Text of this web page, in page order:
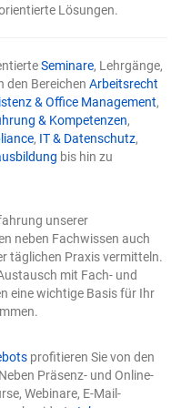
die KI nur
Die zwei Tore
zur
Tor 1: Präzise
entscheidet
Frage erzeugt eine
der Technik,
füllt Lücken mit
für
enthält in der
Was genau soll
sondern „die drei
finden".
ist das Ergebnis
– etwa „als
mit drei
Welcher
Lösungen.
Seminare, Lehrgänge,
den Bereichen Arbeitsrecht
& Office Management,
& Kompetenzen,
, IT & Datenschutz,
bis hin zu
unserer
neben Fachwissen auch
täglichen Praxis vermitteln.
mit Fach- und
eine wichtige Basis für Ihr
profitieren Sie von den
Präsenz- und Online-
Webinare, E-Mail-